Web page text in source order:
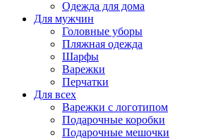
Одежда для дома
Для мужчин
Головные уборы
Пляжная одежда
Шарфы
Варежки
Перчатки
Для всех
Варежки с логотипом
Подарочные коробки
Подарочные мешочки